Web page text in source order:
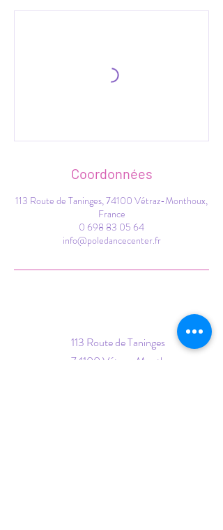
Coordonnées
113 Route de Taninges, 74100 Vétraz-Monthoux,
France
0 698 83 05 64
info@poledancecenter.fr
113 Route de Taninges
74100 Vétraz-Monthoux